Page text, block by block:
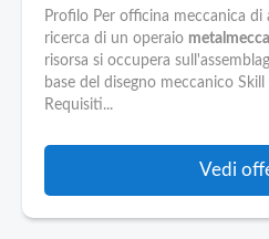
Profilo Per officina meccanica di
ricerca di un operaio
risorsa si occupera
base del disegno meccanico
Requisiti...
Vedi